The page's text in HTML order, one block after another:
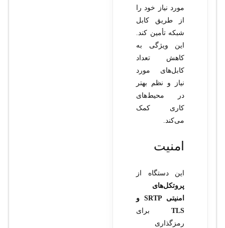
مورد نیاز خود را
از طریق کابل
شبکه تأمین کند.
این ویژگی به
کاهش تعداد
کابل‌های مورد
نیاز و نظم بهتر
در محیط‌های
کاری کمک
می‌کند.
امنیت
این دستگاه از
پروتکل‌های
امنیتی SRTP و
TLSبرای
رمزگذاری